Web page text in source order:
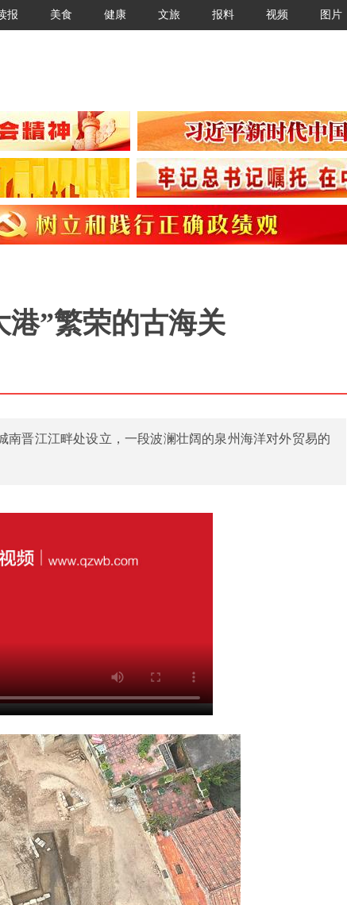
报 美食 健康 文旅 报料 视频 图片
”繁荣的古海关
南晋江江畔处设立，一段波澜壮阔的泉州海洋对外贸易的